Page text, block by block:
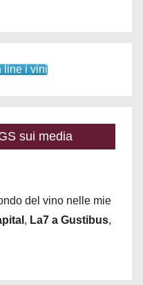
line i vini
sui media
del vino nelle mie
, La7 a Gustibus,